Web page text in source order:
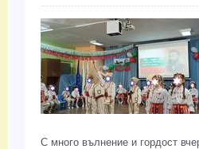
С много вълнение и гордост